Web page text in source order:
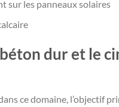
sur les panneaux solaires
dur et le
ce domaine, l’objectif